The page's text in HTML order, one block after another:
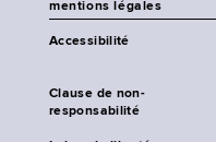
mentions légales
Accessibilité
Clause de non-
responsabilité